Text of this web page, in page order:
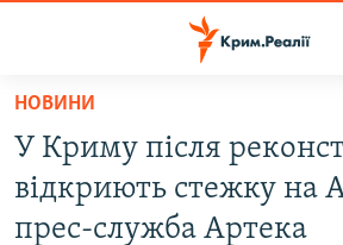
Перейти
основного
матеріалу
Перейти
ВОДА.КРИМ
ВІДЕО ТА ФОТО
НОВИНИ
У Криму після
відкриють стежку на
прес-служба Артека